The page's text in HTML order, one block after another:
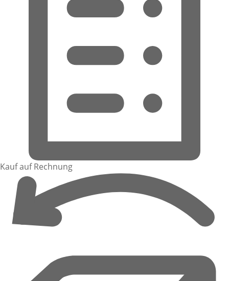
Kauf auf Rechnung